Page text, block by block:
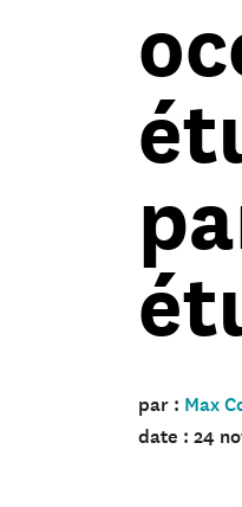
par : Max
date : 24